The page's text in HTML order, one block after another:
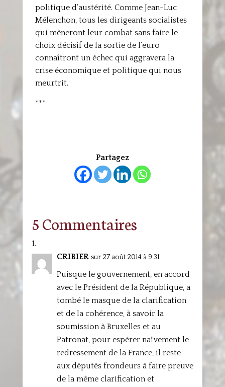
politique d’austérité. Comme Jean-Luc
Mélenchon, tous les dirigeants socialistes
qui mèneront leur combat sans faire le
choix décisif de la sortie de l’euro
connaîtront un échec qui aggravera la
crise économique et politique qui nous
meurtrit.
***
Partagez
5 Commentaires
CRIBIER sur 27 août 2014 à 9:31
Puisque le gouvernement, en accord
avec le Président de la République, a
tombé le masque de la clarification
et de la cohérence, à savoir la
soumission à Bruxelles et au
Patronat, pour espérer naïvement le
redressement de la France, il reste
aux députés frondeurs à faire preuve
de la même clarification et